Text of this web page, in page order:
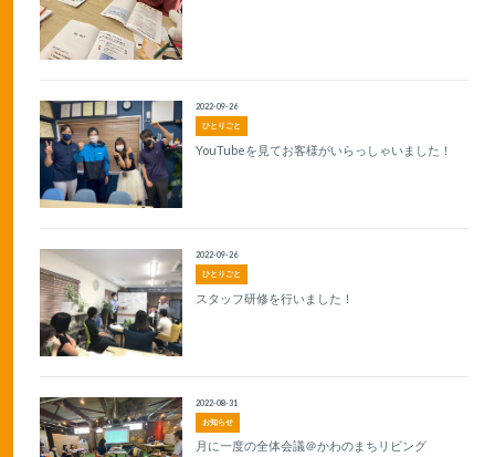
ひとりごと
2022-09-26
YouTubeを見てお客様がいらっしゃいました！
ひとりごと
2022-09-26
スタッフ研修を行いました！
お知らせ
2022-08-31
月に一度の全体会議＠かわのまちリビング